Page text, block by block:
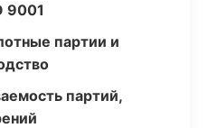
9001
партии и
партий,